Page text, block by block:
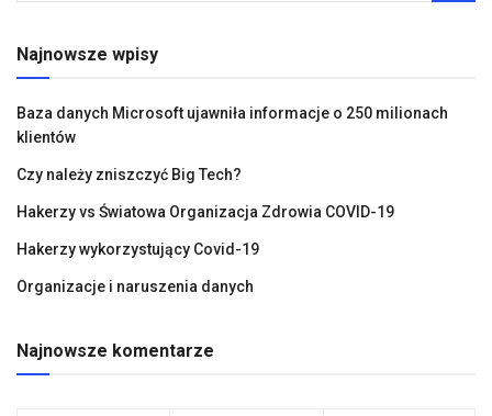
Najnowsze wpisy
Baza danych Microsoft ujawniła informacje o 250 milionach
klientów
Czy należy zniszczyć Big Tech?
Hakerzy vs Światowa Organizacja Zdrowia COVID-19
Hakerzy wykorzystujący Covid-19
Organizacje i naruszenia danych
Najnowsze komentarze